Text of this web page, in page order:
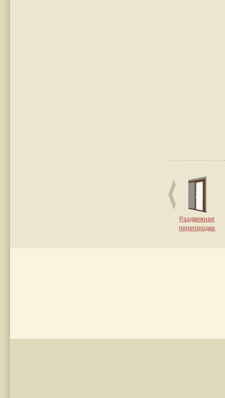
Раздвижная
перегородка